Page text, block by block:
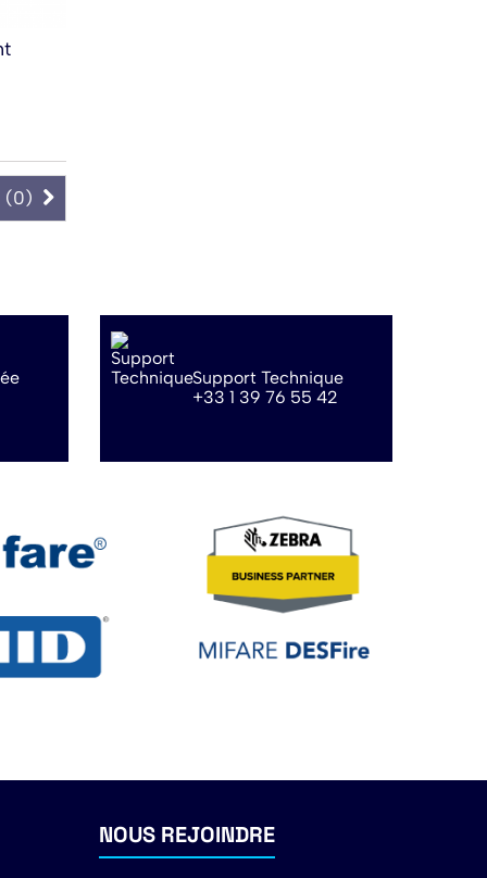
(0)
Support Technique
+33 1 39 76 55 42
NOUS REJOINDRE